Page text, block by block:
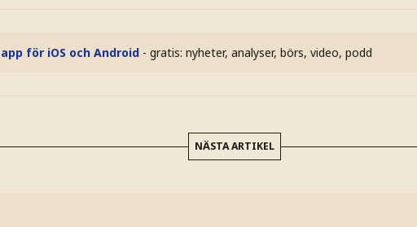
för iOS och Android - gratis: nyheter, analyser, börs, video, podd
NÄSTA ARTIKEL